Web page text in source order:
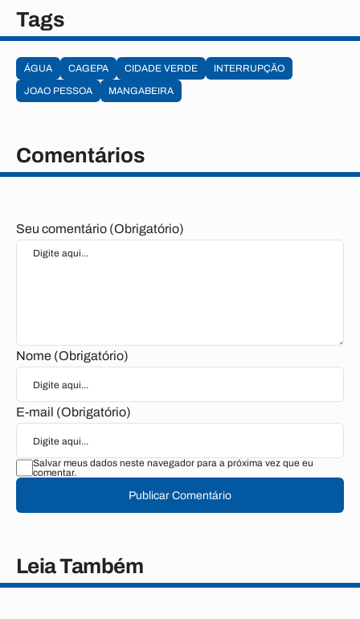
Tags
ÁGUA CAGEPA CIDADE VERDE
INTERRUPÇÃO
JOAO PESSOA
MANGABEIRA
Comentários
Seu comentário (Obrigatório)
Nome (Obrigatório)
E-mail (Obrigatório)
Salvar meus dados neste navegador para a próxima vez que eu
comentar.
Publicar Comentário
Leia Também